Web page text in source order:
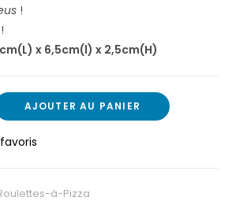
!
x 6,5cm(l) x 2,5cm(H)
AJOUTER AU PANIER
à-Pizza